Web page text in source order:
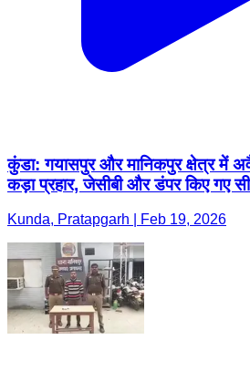
कुंडा: गयासपुर और मानिकपुर क्षेत्र में
कड़ा प्रहार, जेसीबी और डंपर किए गए
Kunda, Pratapgarh | Feb 19, 2026